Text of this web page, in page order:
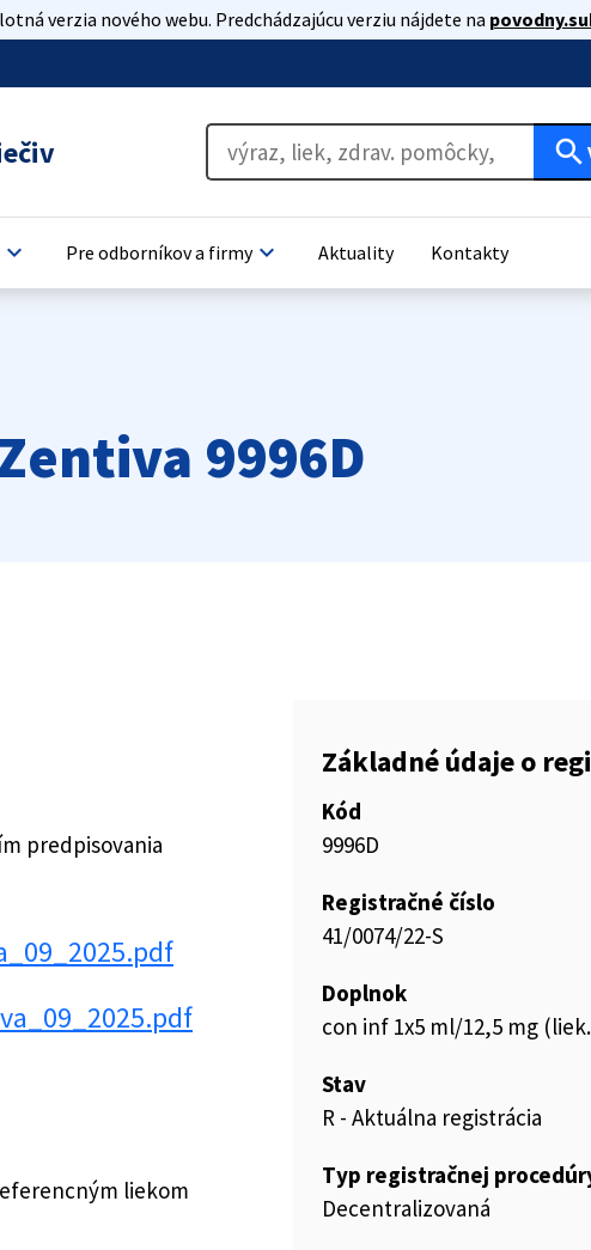
verzia nového webu. Predchádzajúcu verziu nájdete na
search
keyboard_arrow_down Pre odborníkov a firmykeyboard_arrow_down Aktuality Kontakty
9996D
predpisovania
liekom
Základné údaje o
Kód
9996D
Registračné číslo
41/0074/22-S
Doplnok
con inf 1x5 ml/12,5 mg
Stav
R - Aktuálna registrácia
Typ registračnej
Decentralizovaná